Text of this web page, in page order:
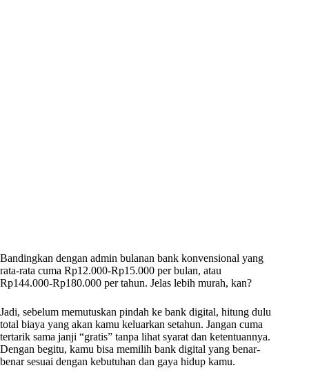
Bandingkan dengan admin bulanan bank konvensional yang
rata-rata cuma Rp12.000-Rp15.000 per bulan, atau
Rp144.000-Rp180.000 per tahun. Jelas lebih murah, kan?
Jadi, sebelum memutuskan pindah ke bank digital, hitung dulu
total biaya yang akan kamu keluarkan setahun. Jangan cuma
tertarik sama janji “gratis” tanpa lihat syarat dan ketentuannya.
Dengan begitu, kamu bisa memilih bank digital yang benar-
benar sesuai dengan kebutuhan dan gaya hidup kamu.